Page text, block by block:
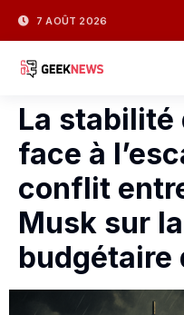
7 AOÛT 2026
La stabilité
face à
conflit
Musk sur
budgétaire